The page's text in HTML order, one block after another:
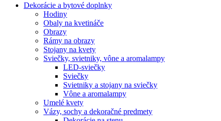
Dekorácie a bytové doplnky
Hodiny
Obaly na kvetináče
Obrazy
Rámy na obrazy
Stojany na kvety
Sviečky, svietniky, vône a aromalampy
LED-sviečky
Sviečky
Svietniky a stojany na sviečky
Vône a aromalampy
Umelé kvety
Vázy, sochy a dekoračné predmety